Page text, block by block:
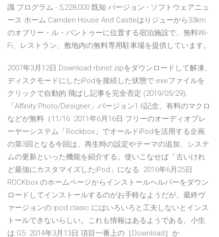
識 プログラム - 5,228,000 既知 バージョン - ソフトウェアニュ
ース ホーム Camden House And Castleはりジューから33km
のオブリー・ル・パントゥーに位置する宿泊施設で、無料Wi-
Fi、レストラン、敷地内の無料専用駐車場を提供しています。
2007年3月12日 Download rbinst.zipをダウンロードして解凍、
ディスクモードにしたiPodを接続した状態で.exeファイルを
クリックで自動的 飛ばし記事を完全否定 (2019/05/29);
「Affinity Photo/Designer」バージョン1.6記念、有料のマクロ
などが無料（11/16 2011年6月16日 フリーのオーディオプレ
ーヤーシステム「Rockbox」でオールドiPodを活用する企画
の第3回となる今回は、再生時の設定やテーマの追加、システ
ムの更新といった機能を紹介する。使いこなせば「古いけれ
ど最強にカスタマイズしたiPod」になる 2016年6月25日
ROCKbox のホームページからインストールヘルパーをダウン
ロードしてインストールするのがお手軽なようだが、最終ヴ
ァージョンの ipod clasic にはいろいろと工夫しないとインス
トールできないらしい。これも情報はあるようである。小生
は G5 2014年3月13日 項目一番上の［Download］か